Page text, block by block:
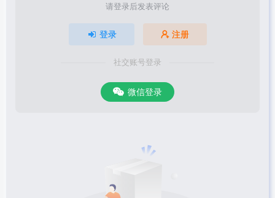
请登录后发表评论
登录 注册
社交账号登录
微信登录